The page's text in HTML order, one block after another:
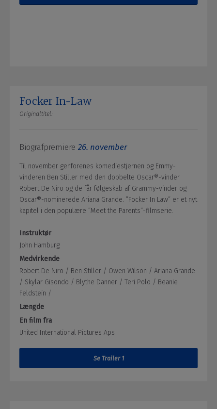
Focker In-Law
Originaltitel:
Biografpremiere 26. november
Til november genforenes komediestjernen og Emmy-
vinderen Ben Stiller med den dobbelte Oscar®-vinder
Robert De Niro og de får følgeskab af Grammy-vinder og
Oscar®-nominerede Ariana Grande. ”Focker In Law” er et nyt
kapitel i den populære ”Meet the Parents”-filmserie.
Instruktør
John Hamburg
Medvirkende
Robert De Niro / Ben Stiller / Owen Wilson / Ariana Grande
/ Skylar Gisondo / Blythe Danner / Teri Polo / Beanie
Feldstein /
Længde
En film fra
United International Pictures Aps
Se Trailer 1